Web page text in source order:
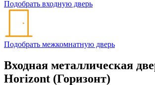
Подобрать входную дверь
Подобрать межкомнатную дверь
Входная металлическая
Horizont (Горизонт)